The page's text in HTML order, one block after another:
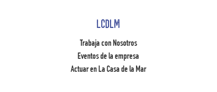
LCDLM
Trabaja con Nosotros
Eventos de la empresa
Actuar en La Casa de la Mar